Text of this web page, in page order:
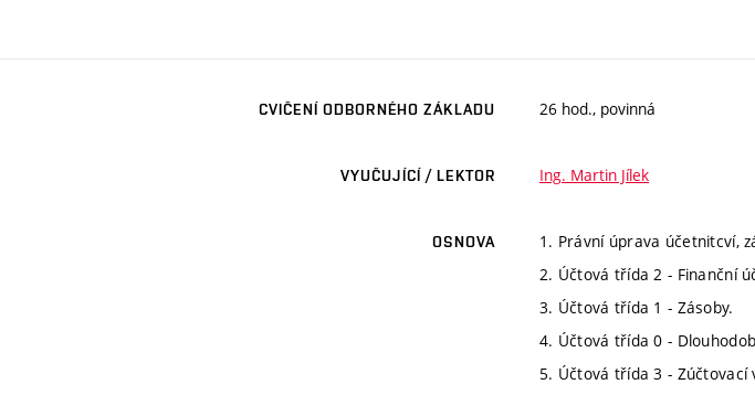
CVIČENÍ ODBORNÉHO ZÁKLADU 26 hod., povinná
VYUČUJÍCÍ / LEKTOR Ing. Martin Jílek
OSNOVA
1. Právní úprava účetnitcví,
2. Účtová třída 2 - Finanční
3. Účtová třída 1 - Zásoby.
4. Účtová třída 0 -
5. Účtová třída 3 - Zúčtovací